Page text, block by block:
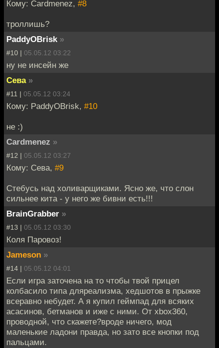
Кому: Cardmenez, #8
троллишь?
PaddyOBrisk »
#10 | 05.05.12 03:22
ну не инсейн же
Сева »
#11 | 05.05.12 03:24
Кому: PaddyOBrisk, #10
не :)
Cardmenez »
#12 | 05.05.12 03:27
Кому: Сева, #9
Стебусь над холиварщиками. Ясно же, что слон
сильнее кита - у него же бивни есть!!!
BrainGrabber »
#13 | 05.05.12 03:30
Коля Паровоз!
Jameson »
#14 | 05.05.12 04:01
Если игра заточена на то чтобы твой прицел
колбасило типа дляреализма, хедшотов в прыжке
всеравно небудет. А я купил геймпад для всяких
асасинов, бетманов и иже с ними. От xbox360,
проводной, что скажете?вроде ничего, мод
маленькие ладони правда, но зато все кнопки под
пальцами.